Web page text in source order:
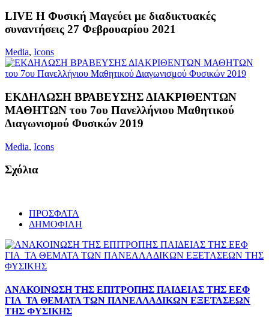
LIVE Η Φυσική Μαγεύει με διαδικτυακές
συναντήσεις 27 Φεβρουαρίου 2021
Media, Icons
ΕΚΔΗΛΩΣΗ ΒΡΑΒΕΥΣΗΣ ΔΙΑΚΡΙΘΕΝΤΩΝ
ΜΑΘΗΤΩΝ του 7ου Πανελλήνιου Μαθητικού
Διαγωνισμού Φυσικών 2019
Media, Icons
Σχόλια
ΠΡΟΣΦΑΤΑ
ΔΗΜΟΦΙΛΗ
ΑΝΑΚΟΙΝΩΣΗ ΤΗΣ ΕΠΙΤΡΟΠΗΣ ΠΑΙΔΕΙΑΣ ΤΗΣ ΕΕΦ
ΓΙΑ ΤΑ ΘΕΜΑΤΑ ΤΩΝ ΠΑΝΕΛΛΑΔΙΚΩΝ ΕΞΕΤΑΣΕΩΝ
ΤΗΣ ΦΥΣΙΚΗΣ